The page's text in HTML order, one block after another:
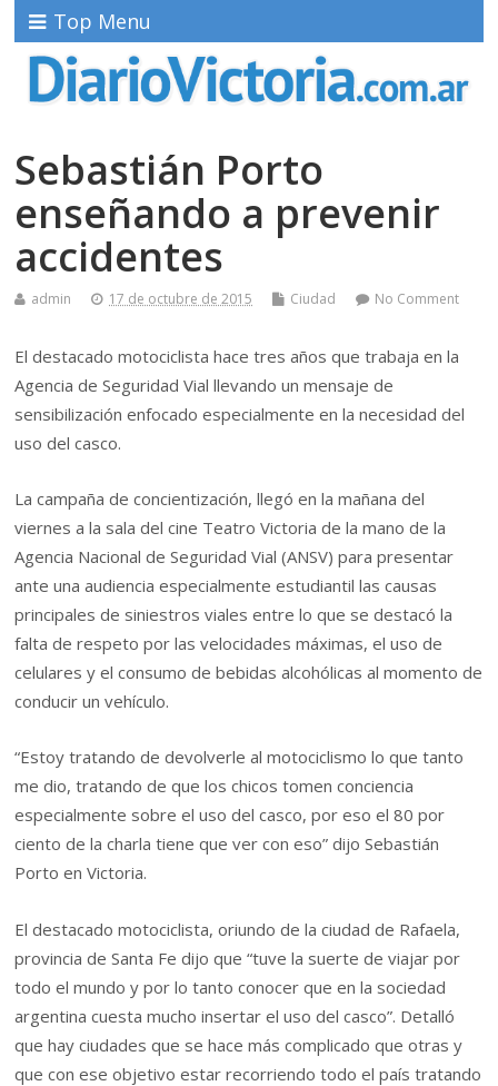
Top Menu
Sebastián Porto
enseñando a prevenir
accidentes
admin 17 de octubre de 2015 Ciudad No Comment
El destacado motociclista hace tres años que trabaja en la
Agencia de Seguridad Vial llevando un mensaje de
sensibilización enfocado especialmente en la necesidad del
uso del casco.
La campaña de concientización, llegó en la mañana del
viernes a la sala del cine Teatro Victoria de la mano de la
Agencia Nacional de Seguridad Vial (ANSV) para presentar
ante una audiencia especialmente estudiantil las causas
principales de siniestros viales entre lo que se destacó la
falta de respeto por las velocidades máximas, el uso de
celulares y el consumo de bebidas alcohólicas al momento de
conducir un vehículo.
“Estoy tratando de devolverle al motociclismo lo que tanto
me dio, tratando de que los chicos tomen conciencia
especialmente sobre el uso del casco, por eso el 80 por
ciento de la charla tiene que ver con eso” dijo Sebastián
Porto en Victoria.
El destacado motociclista, oriundo de la ciudad de Rafaela,
provincia de Santa Fe dijo que “tuve la suerte de viajar por
todo el mundo y por lo tanto conocer que en la sociedad
argentina cuesta mucho insertar el uso del casco”. Detalló
que hay ciudades que se hace más complicado que otras y
que con ese objetivo estar recorriendo todo el país tratando